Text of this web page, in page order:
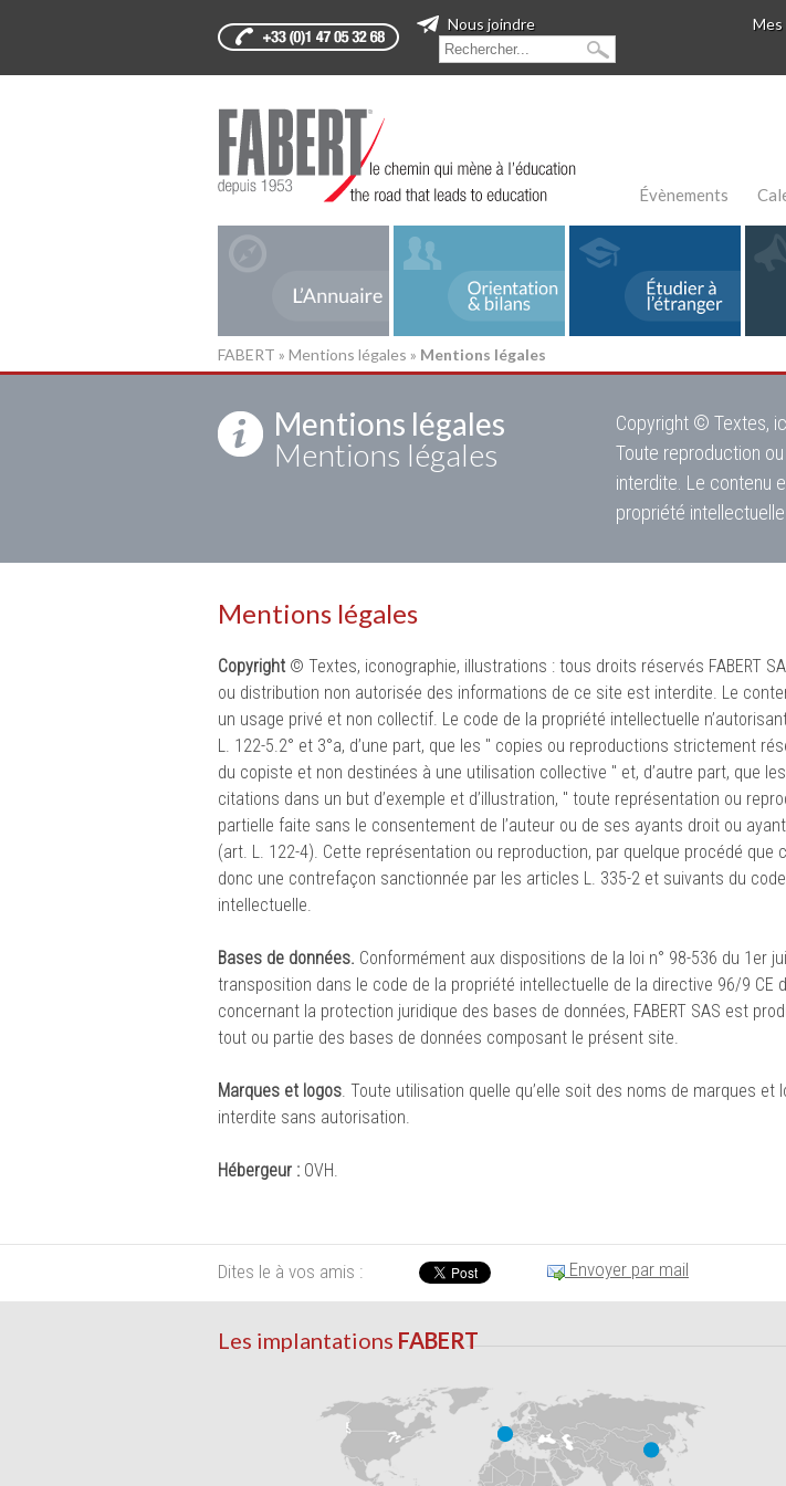
Mes
Nous joindre
Évènements
FABERT » Mentions légales » Mentions légales
Mentions légales
Mentions légales
Copyright © Textes,
Toute reproduction
interdite. Le contenu
propriété intellectuelle
Mentions légales
Copyright © Textes, iconographie, illustrations : tous droits réservés FABERT
ou distribution non autorisée des informations de ce site est interdite. Le
un usage privé et non collectif. Le code de la propriété intellectuelle
L. 122-5.2° et 3°a, d’une part, que les " copies ou reproductions strictement
du copiste et non destinées à une utilisation collective " et, d’autre part, que
citations dans un but d’exemple et d’illustration, " toute représentation ou
partielle faite sans le consentement de l’auteur ou de ses ayants droit ou
(art. L. 122-4). Cette représentation ou reproduction, par quelque procédé que
donc une contrefaçon sanctionnée par les articles L. 335-2 et suivants du
intellectuelle.
Bases de données. Conformément aux dispositions de la loi n° 98-536 du 1er
transposition dans le code de la propriété intellectuelle de la directive 96/9 CE
concernant la protection juridique des bases de données, FABERT SAS est
tout ou partie des bases de données composant le présent site.
Marques et logos. Toute utilisation quelle qu’elle soit des noms de marques et
interdite sans autorisation.
Hébergeur : OVH.
Dites le à vos amis : Envoyer par mail
Les implantations FABERT